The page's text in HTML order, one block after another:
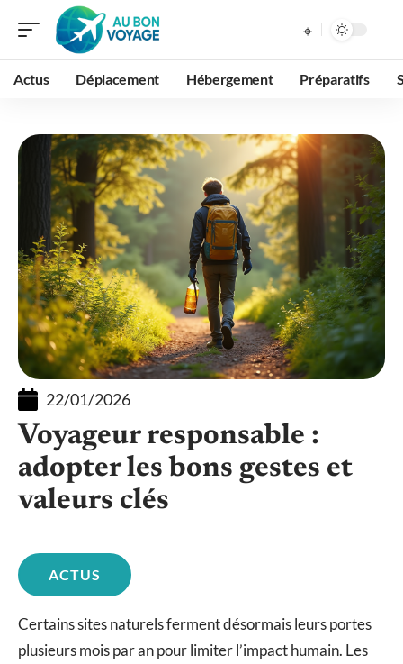
Actus Déplacement Hébergement Préparatifs
22/01/2026
Voyageur responsable :
adopter les bons gestes et
valeurs clés
ACTUS
Certains sites naturels ferment désormais leurs portes
plusieurs mois par an pour limiter l’impact humain. Les